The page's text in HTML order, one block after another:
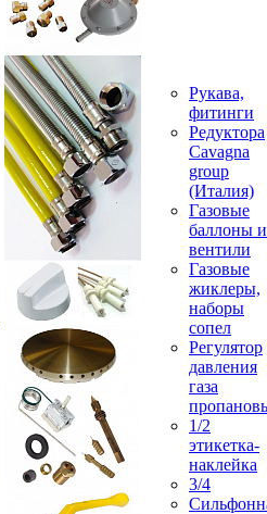
Рукава,
фитинги
Редуктора
Cavagna
group
(Италия)
Газовые
баллоны и
вентили
Газовые
жиклеры,
наборы
сопел
Регулятор
давления
газа
1/2
этикетка-
наклейка
3/4